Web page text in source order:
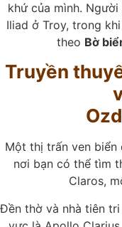
khứ của mình.
Iliad ở Troy, trong
theo Bờ
Truyền
Một thị trấn ven biển
nơi bạn có thể tìm
Claros,
Đền thờ và nhà tiên